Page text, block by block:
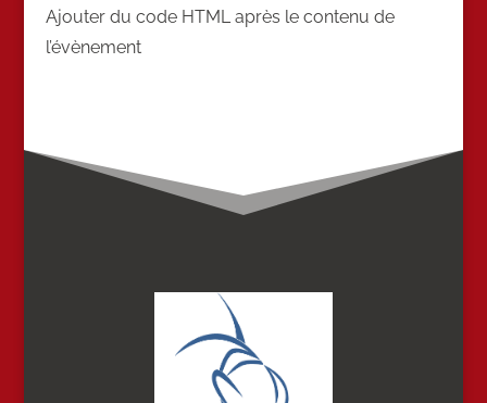
Ajouter du code HTML après le contenu de
l’évènement